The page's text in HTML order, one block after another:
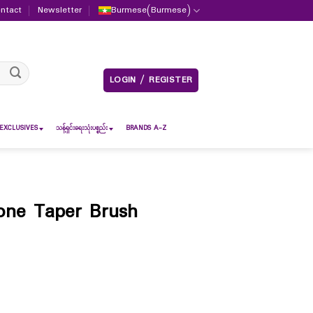
Newsletter Burmese(Burmese)
LOGIN / REGISTER
သန့်ရှင်းရေးသုံးပစ္စည်း BRANDS A-Z
Taper Brush